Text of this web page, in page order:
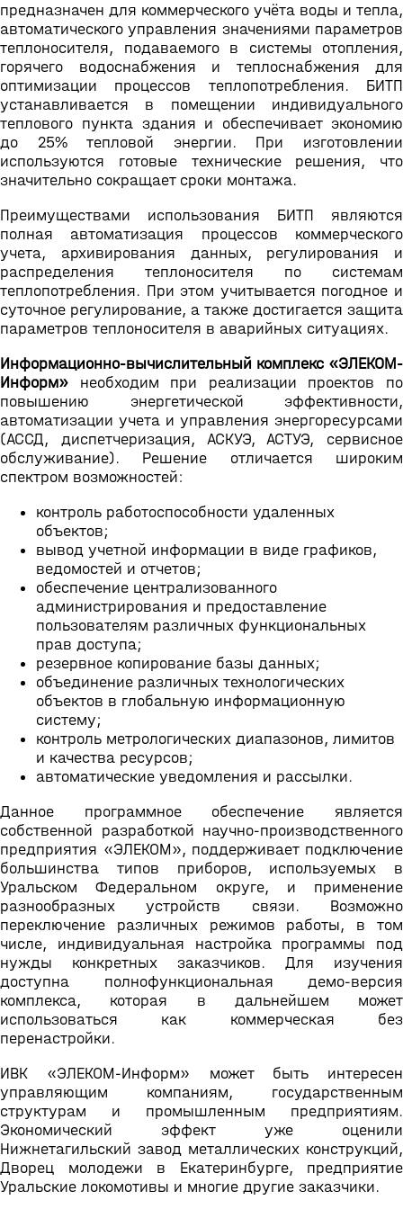
предназначен для коммерческого учёта воды и тепла,
автоматического управления значениями параметров
теплоносителя, подаваемого в системы отопления,
горячего водоснабжения и теплоснабжения для
оптимизации процессов теплопотребления. БИТП
устанавливается в помещении индивидуального
теплового пункта здания и обеспечивает экономию
до 25% тепловой энергии. При изготовлении
используются готовые технические решения, что
значительно сокращает сроки монтажа.
Преимуществами использования БИТП являются
полная автоматизация процессов коммерческого
учета, архивирования данных, регулирования и
распределения теплоносителя по системам
теплопотребления. При этом учитывается погодное и
суточное регулирование, а также достигается защита
параметров теплоносителя в аварийных ситуациях.
Информационно-вычислительный комплекс «ЭЛЕКОМ-
Информ» необходим при реализации проектов по
повышению энергетической эффективности,
автоматизации учета и управления энергоресурсами
(АССД, диспетчеризация, АСКУЭ, АСТУЭ, сервисное
обслуживание). Решение отличается широким
спектром возможностей:
контроль работоспособности удаленных
объектов;
вывод учетной информации в виде графиков,
ведомостей и отчетов;
обеспечение централизованного
администрирования и предоставление
пользователям различных функциональных
прав доступа;
резервное копирование базы данных;
объединение различных технологических
объектов в глобальную информационную
систему;
контроль метрологических диапазонов, лимитов
и качества ресурсов;
автоматические уведомления и рассылки.
Данное программное обеспечение является
собственной разработкой научно-производственного
предприятия «ЭЛЕКОМ», поддерживает подключение
большинства типов приборов, используемых в
Уральском Федеральном округе, и применение
разнообразных устройств связи. Возможно
переключение различных режимов работы, в том
числе, индивидуальная настройка программы под
нужды конкретных заказчиков. Для изучения
доступна полнофункциональная демо-версия
комплекса, которая в дальнейшем может
использоваться как коммерческая без
перенастройки.
ИВК «ЭЛЕКОМ-Информ» может быть интересен
управляющим компаниям, государственным
структурам и промышленным предприятиям.
Экономический эффект уже оценили
Нижнетагильский завод металлических конструкций,
Дворец молодежи в Екатеринбурге, предприятие
Уральские локомотивы и многие другие заказчики.